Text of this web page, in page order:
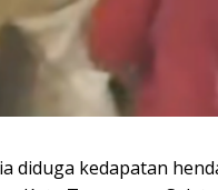
diduga kedapatan